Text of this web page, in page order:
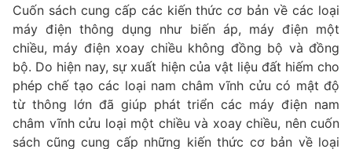
Cuốn sách cung cấp các kiến thức cơ bản về các loại
máy điện thông dụng như biến áp, máy điện một
chiều, máy điện xoay chiều không đồng bộ và đồng
bộ. Do hiện nay, sự xuất hiện của vật liệu đất hiếm cho
phép chế tạo các loại nam châm vĩnh cửu có mật độ
từ thông lớn đã giúp phát triển các máy điện nam
châm vĩnh cửu loại một chiều và xoay chiều, nên cuốn
sách cũng cung cấp những kiến thức cơ bản về loại